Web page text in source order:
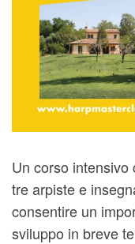
Un corso
tre arpiste e
consentire un
sviluppo in breve